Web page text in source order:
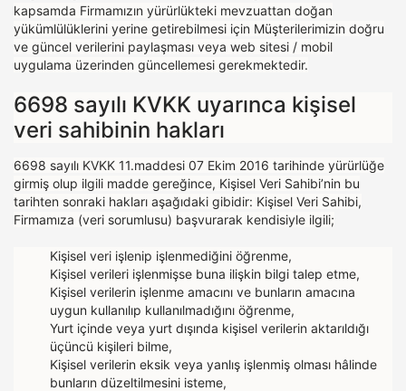
kapsamda Firmamızın yürürlükteki mevzuattan doğan
yükümlülüklerini yerine getirebilmesi için Müşterilerimizin doğru
ve güncel verilerini paylaşması veya web sitesi / mobil
uygulama üzerinden güncellemesi gerekmektedir.
6698 sayılı KVKK uyarınca kişisel
veri sahibinin hakları
6698 sayılı KVKK 11.maddesi 07 Ekim 2016 tarihinde yürürlüğe
girmiş olup ilgili madde gereğince, Kişisel Veri Sahibi’nin bu
tarihten sonraki hakları aşağıdaki gibidir: Kişisel Veri Sahibi,
Firmamıza (veri sorumlusu) başvurarak kendisiyle ilgili;
Kişisel veri işlenip işlenmediğini öğrenme,
Kişisel verileri işlenmişse buna ilişkin bilgi talep etme,
Kişisel verilerin işlenme amacını ve bunların amacına
uygun kullanılıp kullanılmadığını öğrenme,
Yurt içinde veya yurt dışında kişisel verilerin aktarıldığı
üçüncü kişileri bilme,
Kişisel verilerin eksik veya yanlış işlenmiş olması hâlinde
bunların düzeltilmesini isteme,